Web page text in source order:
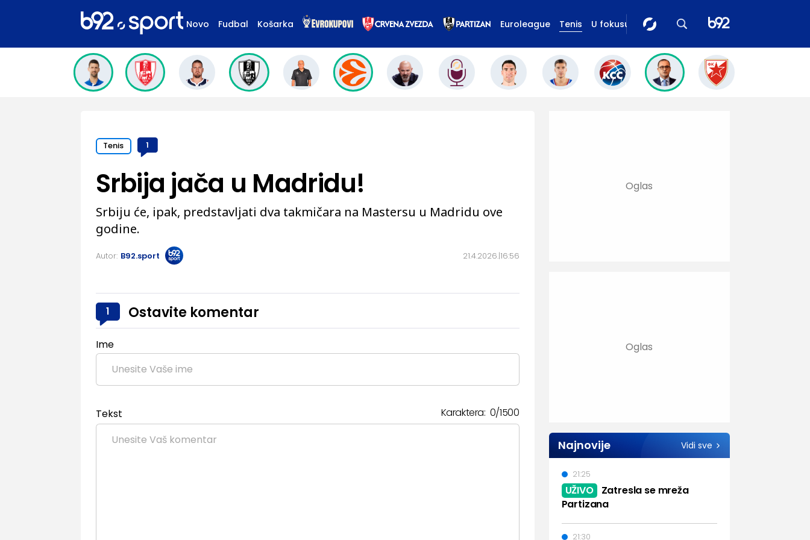
Novo Fudbal Košarka Euroleague Tenis U fokusu
Tenis 1
21.4.2026. 16:56
Srbija jača u Madridu!
Srbiju će, ipak, predstavljati dva takmičara na Mastersu u Madridu ove
godine.
Autor: B92.sport
1 Ostavite komentar
Ime
Tekst Karaktera: 0/1500
Najnovije Vidi sve
UŽIVO
Zatresla se mreža
Partizana
21:25
21:30